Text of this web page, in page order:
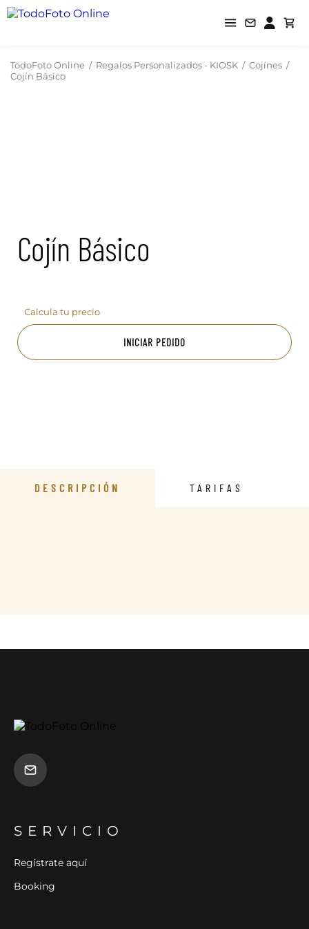
TodoFoto Online / Regalos Personalizados - KIOSK / Cojínes /
Cojín Básico
Cojín Básico
Calcula tu precio
INICIAR PEDIDO
DESCRIPCIÓN TARIFAS
SERVICIO
Regístrate aquí
Booking